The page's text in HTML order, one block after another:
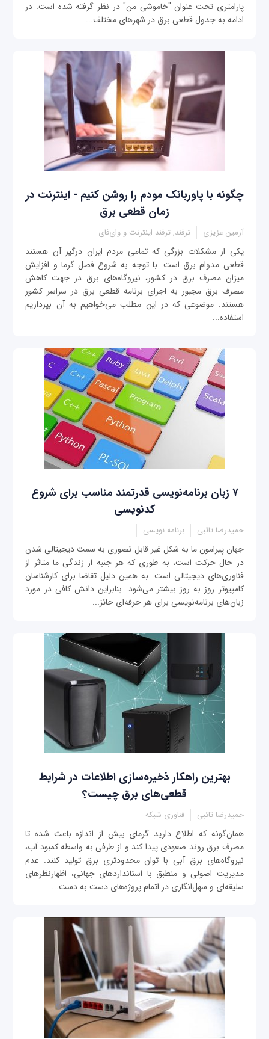
پارامتری تحت عنوان "خاموشی من" در نظر گرفته شده است. در
ادامه به جدول قطعی برق در شهرهای مختلف...
چگونه با پاوربانک مودم را روشن کنیم - اینترنت در
زمان قطعی برق
آرمین عزیزی ترفند, ترفند اینترنت و وای‌فای
یکی از مشکلات بزرگی که تمامی مردم ایران درگیر آن هستند
قطعی مدوام برق است. با توجه به شروع فصل گرما و افزایش
میزان مصرف برق در کشور، نیروگاه‌های برق در جهت کاهش
مصرف برق مجبور به اجرای برنامه قطعی برق در سراسر کشور
هستند. موضوعی که در این مطلب می‌خواهیم به آن بپردازیم
استفاده...
۷ زبان برنامه‌نویسی قدرتمند مناسب برای شروع
کدنویسی
حمیدرضا تائبی برنامه نویسی
جهان پیرامون ما به شکل غیر قابل تصوری به سمت دیجیتالی شدن
در حال حرکت است، به طوری که هر جنبه از زندگی ما متاثر از
فناوری‌های دیجیتالی است. به همین دلیل تقاضا برای کارشناسان
کامپیوتر روز به روز بیشتر می‌شود. بنابراین دانش کافی در مورد
زبان‌های برنامه‌نویسی برای هر حرفه‌ای حائز...
بهترین راهکار ذخیره‌سازی اطلاعات در شرایط
قطعی‌های برق چیست؟
حمیدرضا تائبی فناوری شبکه
همان‌گونه که اطلاع دارید گرمای بیش از اندازه باعث شده تا
مصرف برق روند صعودی پیدا کند و از طرفی به واسطه کمبود آب،
نیروگاه‌های برق آبی با توان محدودتری برق تولید کنند. عدم
مدیریت اصولی و منطبق با استانداردهای جهانی، اظهارنظرهای
سلیقه‌ای و سهل‌انگاری در اتمام پروژه‌های دست به دست...